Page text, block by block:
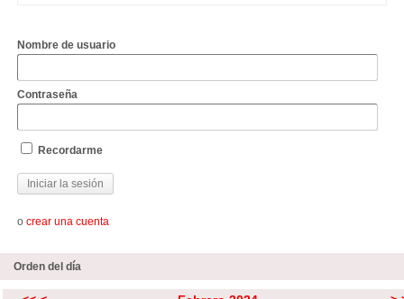
Nombre de usuario
Contraseña
Recordarme
o crear una cuenta
Orden del día